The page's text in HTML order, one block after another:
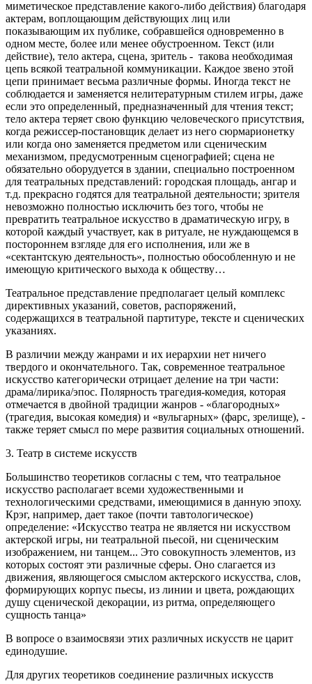
миметическое представление какого-либо действия) благодаря
актерам, воплощающим действующих лиц или
показывающим их публике, собравшейся одновременно в
одном месте, более или менее обустроенном. Текст (или
действие), тело актера, сцена, зритель - такова необходимая
цепь всякой театральной коммуникации. Каждое звено этой
цепи принимает весьма различные формы. Иногда текст не
соблюдается и заменяется нелитературным стилем игры, даже
если это определенный, предназначенный для чтения текст;
тело актера теряет свою функцию человеческого присутствия,
когда режиссер-постановщик делает из него сюрмарионетку
или когда оно заменяется предметом или сценическим
механизмом, предусмотренным сценографией; сцена не
обязательно оборудуется в здании, специально построенном
для театральных представлений: городская площадь, ангар и
т.д. прекрасно годятся для театральной деятельности; зрителя
невозможно полностью исключить без того, чтобы не
превратить театральное искусство в драматическую игру, в
которой каждый участвует, как в ритуале, не нуждающемся в
постороннем взгляде для его исполнения, или же в
«сектантскую деятельность», полностью обособленную и не
имеющую критического выхода к обществу…
Театральное представление предполагает целый комплекс
директивных указаний, советов, распоряжений,
содержащихся в театральной партитуре, тексте и сценических
указаниях.
В различии между жанрами и их иерархии нет ничего
твердого и окончательного. Так, современное театральное
искусство категорически отрицает деление на три части:
драма/лирика/эпос. Полярность трагедия-комедия, которая
отмечается в двойной традиции жанров - «благородных»
(трагедия, высокая комедия) и «вульгарных» (фарс, зрелище), -
также теряет смысл по мере развития социальных отношений.
3. Театр в системе искусств
Большинство теоретиков согласны с тем, что театральное
искусство располагает всеми художественными и
технологическими средствами, имеющимися в данную эпоху.
Крэг, например, дает такое (почти тавтологическое)
определение: «Искусство театра не является ни искусством
актерской игры, ни театральной пьесой, ни сценическим
изображением, ни танцем... Это совокупность элементов, из
которых состоят эти различные сферы. Оно слагается из
движения, являющегося смыслом актерского искусства, слов,
формирующих корпус пьесы, из линии и цвета, рождающих
душу сценической декорации, из ритма, определяющего
сущность танца»
В вопросе о взаимосвязи этих различных искусств не царит
единодушие.
Для других теоретиков соединение различных искусств